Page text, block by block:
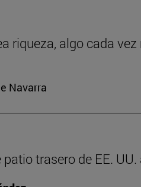
riqueza, algo cada
Navarra
trasero de EE.